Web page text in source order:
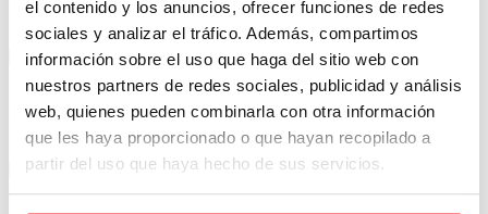
el contenido y los anuncios, ofrecer funciones de redes
sociales y analizar el tráfico. Además, compartimos
información sobre el uso que haga del sitio web con
nuestros partners de redes sociales, publicidad y análisis
web, quienes pueden combinarla con otra información
que les haya proporcionado o que hayan recopilado a
partir del uso que haya hecho de sus servicios.
Facilitando la apertura de la ventana
Una buena idea: nueva colcha blanca para vestir la cama
Con una combinación de cojines estampados y colores vivos.
Disponible en nuestra tienda